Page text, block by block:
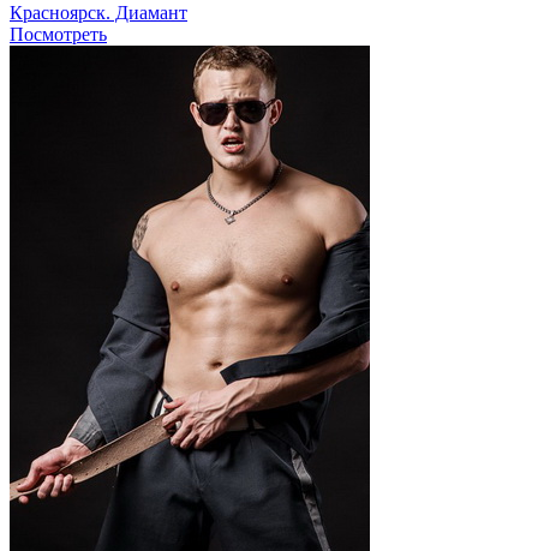
Красноярск. Диамант
Посмотреть